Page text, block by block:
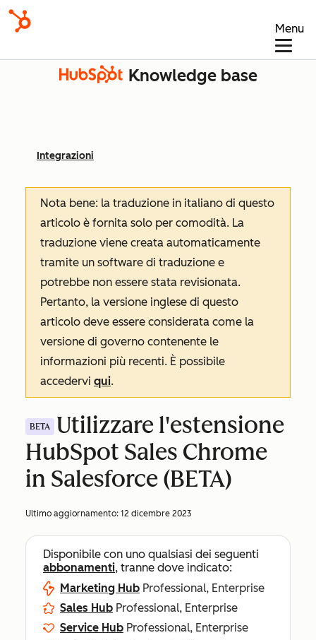
Menu
Knowledge base
Integrazioni
Nota bene: la traduzione in italiano di questo
articolo è fornita solo per comodità. La
traduzione viene creata automaticamente
tramite un software di traduzione e
potrebbe non essere stata revisionata.
Pertanto, la versione inglese di questo
articolo deve essere considerata come la
versione di governo contenente le
informazioni più recenti. È possibile
accedervi qui.
BETA
Utilizzare l'estensione
HubSpot Sales Chrome
in Salesforce (BETA)
Ultimo aggiornamento: 12 dicembre 2023
Disponibile con uno qualsiasi dei seguenti
abbonamenti, tranne dove indicato:
Marketing Hub Professional, Enterprise
Sales Hub Professional, Enterprise
Service Hub Professional, Enterprise